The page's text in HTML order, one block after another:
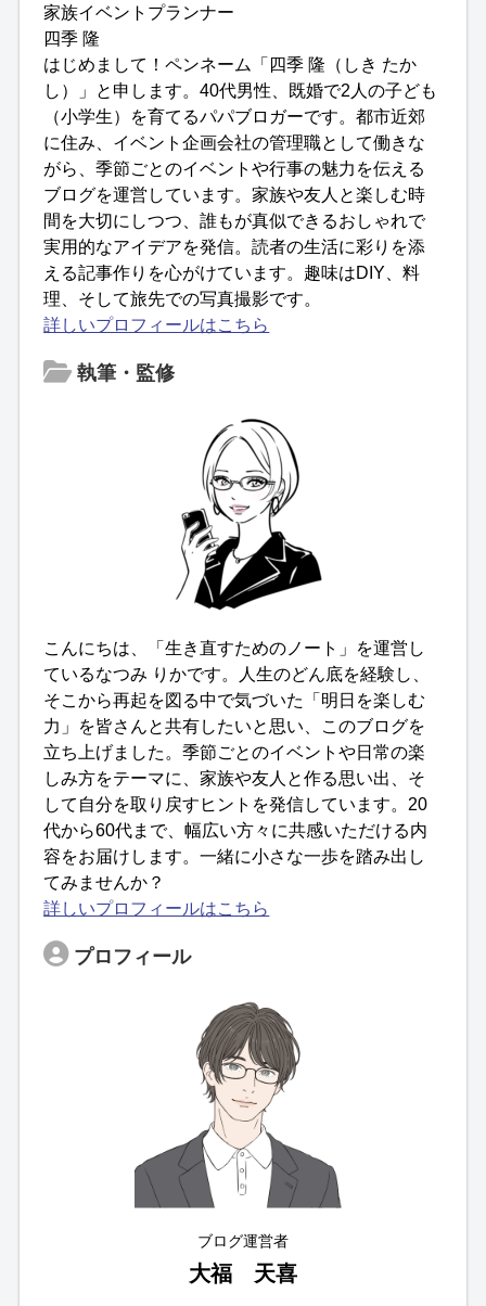
家族イベントプランナー
四季 隆
はじめまして！ペンネーム「四季 隆（しき たか
し）」と申します。40代男性、既婚で2人の子ども
（小学生）を育てるパパブロガーです。都市近郊
に住み、イベント企画会社の管理職として働きな
がら、季節ごとのイベントや行事の魅力を伝える
ブログを運営しています。家族や友人と楽しむ時
間を大切にしつつ、誰もが真似できるおしゃれで
実用的なアイデアを発信。読者の生活に彩りを添
える記事作りを心がけています。趣味はDIY、料
理、そして旅先での写真撮影です。
詳しいプロフィールはこちら
執筆・監修
こんにちは、「生き直すためのノート」を運営し
ているなつみ りかです。人生のどん底を経験し、
そこから再起を図る中で気づいた「明日を楽しむ
力」を皆さんと共有したいと思い、このブログを
立ち上げました。季節ごとのイベントや日常の楽
しみ方をテーマに、家族や友人と作る思い出、そ
して自分を取り戻すヒントを発信しています。20
代から60代まで、幅広い方々に共感いただける内
容をお届けします。一緒に小さな一歩を踏み出し
てみませんか？
詳しいプロフィールはこちら
プロフィール
ブログ運営者
大福 天喜